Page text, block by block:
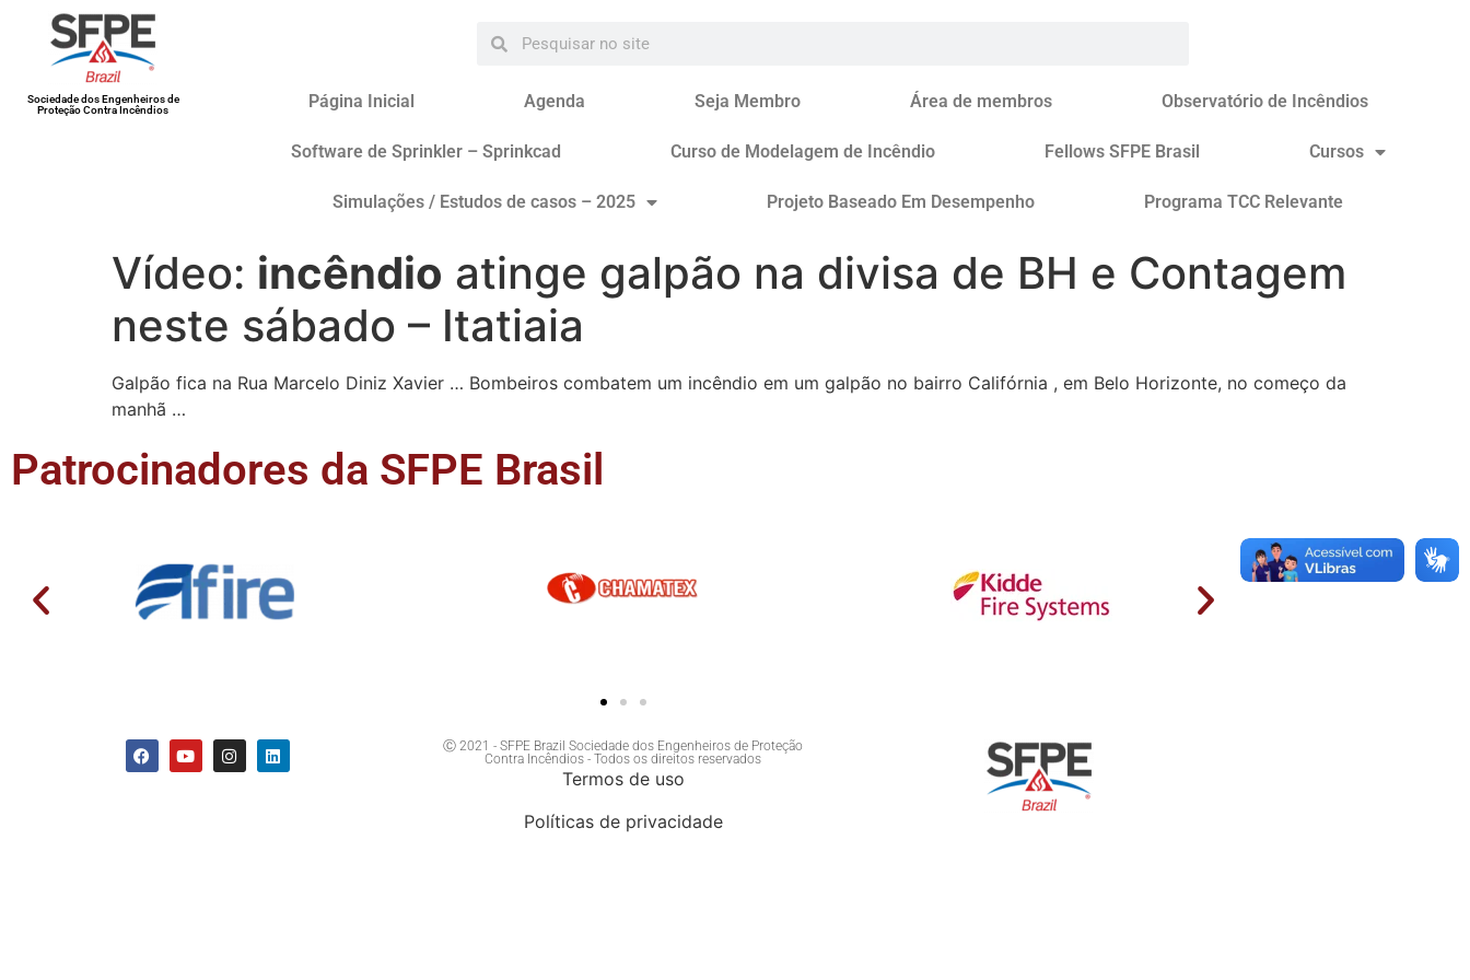
Sociedade dos Engenheiros de
Proteção Contra Incêndios
Página Inicial Agenda Seja Membro Área de membros Observatório de Incêndios
Software de Sprinkler – Sprinkcad Curso de Modelagem de Incêndio Fellows SFPE Brasil Cursos
Simulações / Estudos de casos – 2025 Projeto Baseado Em Desempenho Programa TCC Relevante
Vídeo: incêndio atinge galpão na divisa de BH e Contagem
neste sábado – Itatiaia
Galpão fica na Rua Marcelo Diniz Xavier … Bombeiros combatem um incêndio em um galpão no bairro Califórnia , em Belo Horizonte, no começo da
manhã …
Patrocinadores da SFPE Brasil
Ⓒ 2021 - SFPE Brazil Sociedade dos Engenheiros de Proteção
Contra Incêndios - Todos os direitos reservados
Termos de uso
Políticas de privacidade